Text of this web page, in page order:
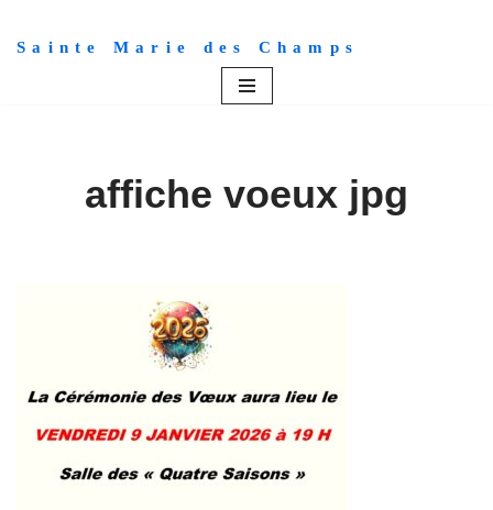
Aller
Sainte Marie des Champs
affiche voeux jpg